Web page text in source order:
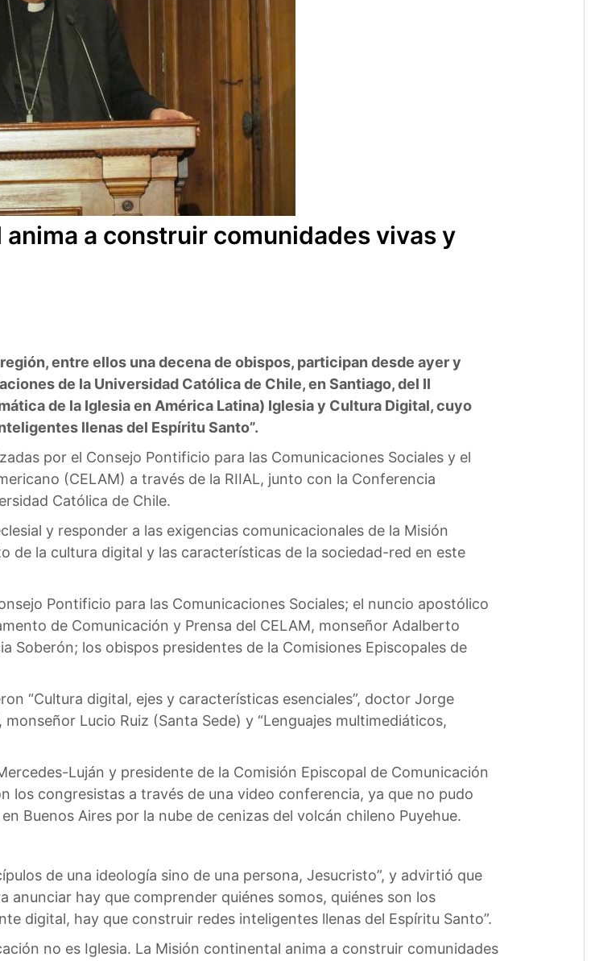
a construir comunidades vivas y
entre ellos una decena de obispos, participan desde ayer y
de la Universidad Católica de Chile, en Santiago, del II
de la Iglesia en América Latina) Iglesia y Cultura Digital, cuyo
llenas del Espíritu Santo”.
por el Consejo Pontificio para las Comunicaciones Sociales y el
(CELAM) a través de la RIIAL, junto con la Conferencia
Católica de Chile.
y responder a las exigencias comunicacionales de la Misión
la cultura digital y las características de la sociedad-red en este
Pontificio para las Comunicaciones Sociales; el nuncio apostólico
de Comunicación y Prensa del CELAM, monseñor Adalberto
Soberón; los obispos presidentes de la Comisiones Episcopales de
“Cultura digital, ejes y características esenciales”, doctor Jorge
Lucio Ruiz (Santa Sede) y “Lenguajes multimediáticos,
Luján y presidente de la Comisión Episcopal de Comunicación
los congresistas a través de una video conferencia, ya que no pudo
Buenos Aires por la nube de cenizas del volcán chileno Puyehue.
de una ideología sino de una persona, Jesucristo”, y advirtió que
hay que comprender quiénes somos, quiénes son los
digital, hay que construir redes inteligentes llenas del Espíritu Santo”.
no es Iglesia. La Misión continental anima a construir comunidades